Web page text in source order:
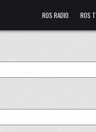
ROS RADIO ROS